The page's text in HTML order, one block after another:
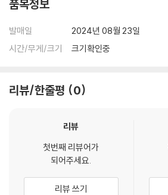
품목정보
발매일
2024년 08월 23일
시간/무게/크기
크기확인중
리뷰/한줄평 0
리뷰
첫번째 리뷰어가
되어주세요.
리뷰 쓰기